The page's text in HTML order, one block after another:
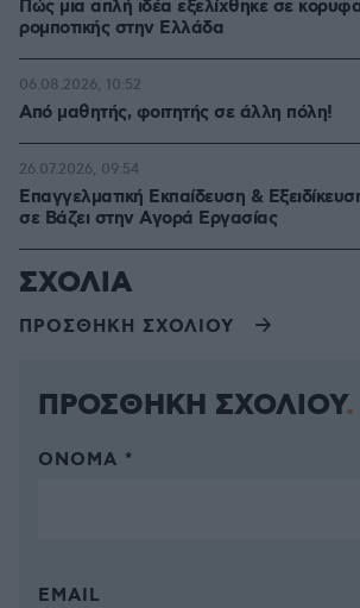
Πώς μια απλή ιδέα εξελίχθηκε σε
ρομποτικής στην Ελλάδα
Από μαθητής, φοιτητής σε άλλη πόλη!
06.08.2026, 10:52
Επαγγελματική Εκπαίδευση &
σε Bάζει στην Aγορά Eργασίας
26.07.2026, 09:54
ΣΧΟΛΙΑ
ΠΡΟΣΘΗΚΗ ΣΧΟΛΙΟΥ
ΠΡΟΣΘΗΚΗ ΣΧΟΛΙΟΥ
ΌΝΟΜΑ *
EMAIL